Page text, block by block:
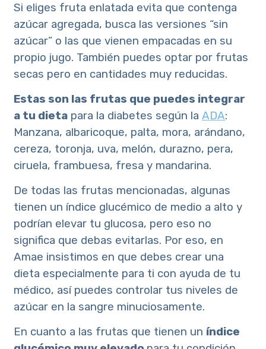
Si eliges fruta enlatada evita que contenga
azúcar agregada, busca las versiones “sin
azúcar” o las que vienen empacadas en su
propio jugo. También puedes optar por frutas
secas pero en cantidades muy reducidas.
Estas son las frutas que puedes integrar
a tu dieta para la diabetes según laADA:
Manzana, albaricoque, palta, mora, arándano,
cereza, toronja, uva, melón, durazno, pera,
ciruela, frambuesa, fresa y mandarina.
De todas las frutas mencionadas, algunas
tienen un índice glucémico de medio a alto y
podrían elevar tu glucosa, pero eso no
significa que debas evitarlas. Por eso, en
Amae insistimos en que debes crear una
dieta especialmente para ti con ayuda de tu
médico, así puedes controlar tus niveles de
azúcar en la sangre minuciosamente.
En cuanto a las frutas que tienen un índice